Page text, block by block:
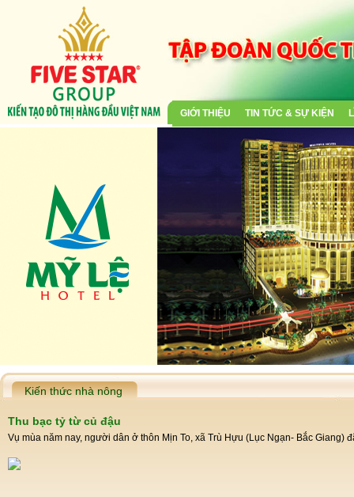
GIỚI THIỆU TIN TỨC & SỰ KIỆN
Kiến thức nhà nông
Thu bạc tỷ từ củ đậu
Vụ mùa năm nay, người dân ở thôn Mịn To, xã Trù Hựu (Lục Ngạn- Bắc Giang)